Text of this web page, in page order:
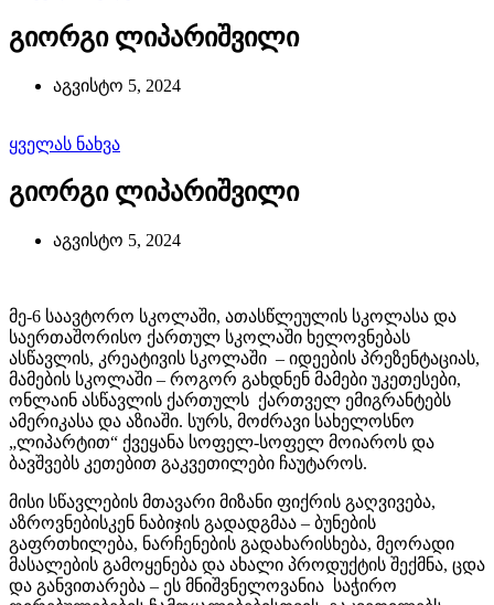
გიორგი ლიპარიშვილი
აგვისტო 5, 2024
ყველას ნახვა
გიორგი ლიპარიშვილი
აგვისტო 5, 2024
მე-6 საავტორო სკოლაში, ათასწლეულის სკოლასა და
საერთაშორისო ქართულ სკოლაში ხელოვნებას
ასწავლის, კრეატივის სკოლაში – იდეების პრეზენტაციას,
მამების სკოლაში – როგორ გახდნენ მამები უკეთესები,
ონლაინ ასწავლის ქართულს ქართველ ემიგრანტებს
ამერიკასა და აზიაში. სურს, მოძრავი სახელოსნო
„ლიპარტით“ ქვეყანა სოფელ-სოფელ მოიაროს და
ბავშვებს კეთებით გაკვეთილები ჩაუტაროს.
მისი სწავლების მთავარი მიზანი ფიქრის გაღვივება,
აზროვნებისკენ ნაბიჯის გადადგმაა – ბუნების
გაფრთხილება, ნარჩენების გადახარისხება, მეორადი
მასალების გამოყენება და ახალი პროდუქტის შექმნა, ცდა
და განვითარება – ეს მნიშვნელოვანია საჭირო